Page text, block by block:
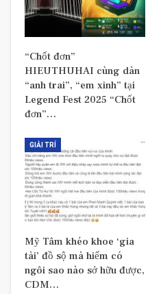
“Chốt đơn”
HIEUTHUHAI cùng dàn
“anh trai”, “em xinh” tại
Legend Fest 2025 “Chốt
đơn”…
GIẢI TRÍ
Mỹ Tâm khéo khoe ‘gia
tài’ đồ sộ mà hiếm có
ngôi sao nào sở hữu được,
CDM…